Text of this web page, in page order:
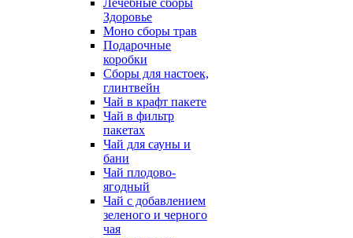
Лечебные сборы
Здоровье
Моно сборы трав
Подарочные
коробки
Сборы для настоек,
глинтвейн
Чай в крафт пакете
Чай в фильтр
пакетах
Чай для сауны и
бани
Чай плодово-
ягодный
Чай с добавлением
зеленого и черного
чая